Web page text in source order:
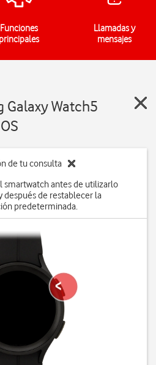
Funciones
principales
Llamadas y
mensajes
Galaxy Watch5
de tu consulta
smartwatch antes de utilizarlo
después de restablecer la
predeterminada.